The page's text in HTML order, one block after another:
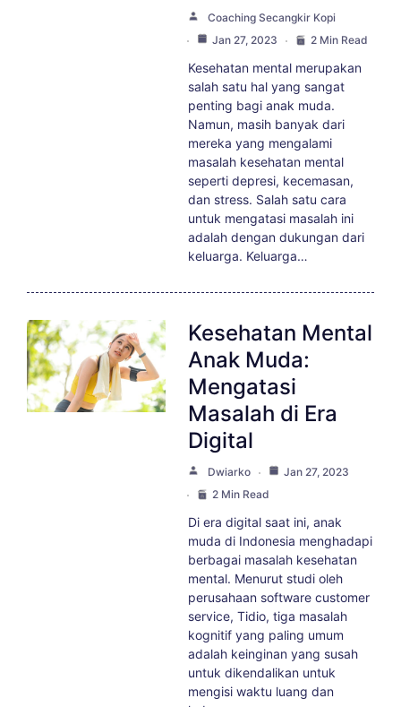
Coaching Secangkir Kopi
Jan 27, 2023
2 Min Read
Kesehatan mental merupakan
salah satu hal yang sangat
penting bagi anak muda.
Namun, masih banyak dari
mereka yang mengalami
masalah kesehatan mental
seperti depresi, kecemasan,
dan stress. Salah satu cara
untuk mengatasi masalah ini
adalah dengan dukungan dari
keluarga. Keluarga…
Kesehatan Mental
Anak Muda:
Mengatasi
Masalah di Era
Digital
Dwiarko
Jan 27, 2023
2 Min Read
Di era digital saat ini, anak
muda di Indonesia menghadapi
berbagai masalah kesehatan
mental. Menurut studi oleh
perusahaan software customer
service, Tidio, tiga masalah
kognitif yang paling umum
adalah keinginan yang susah
untuk dikendalikan untuk
mengisi waktu luang dan